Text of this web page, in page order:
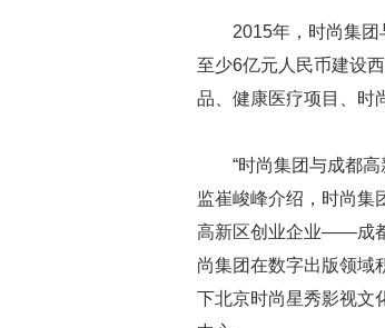
2015年，时尚集
至少6亿元人民币建设
品、健康医疗项目、时
“时尚集团与成都
监崔峻峰介绍，时尚集
高新区创业企业——成
尚集团在数字出版领域
下北京时尚星秀影视文